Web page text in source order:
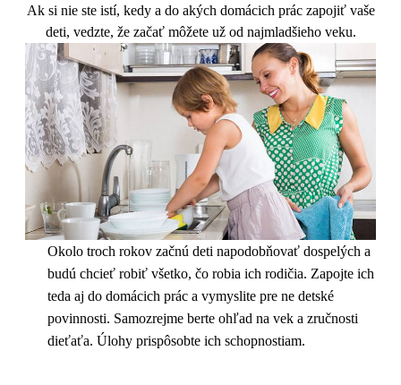
Ak si nie ste istí, kedy a do akých domácich prác zapojiť vaše
deti, vedzte, že začať môžete už od najmladšieho veku.
Okolo troch rokov začnú deti napodobňovať dospelých a
budú chcieť robiť všetko, čo robia ich rodičia. Zapojte ich
teda aj do domácich prác a vymyslite pre ne detské
povinnosti. Samozrejme berte ohľad na vek a zručnosti
dieťaťa. Úlohy prispôsobte ich schopnostiam.